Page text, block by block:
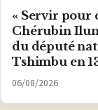
« Servir pour
Chérubin
du député
Tshimbu en
06/08/2026